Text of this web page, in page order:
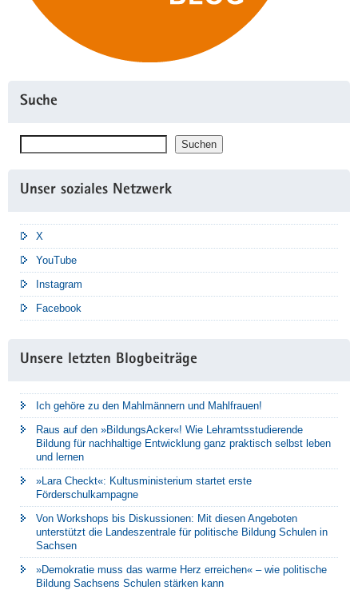
Suche
Suchen
Unser soziales Netzwerk
X
YouTube
Instagram
Facebook
Unsere letzten Blogbeiträge
Ich gehöre zu den Mahlmännern und Mahlfrauen!
Raus auf den »BildungsAcker«! Wie Lehramtsstudierende
Bildung für nachhaltige Entwicklung ganz praktisch selbst leben
und lernen
»Lara Checkt«: Kultusministerium startet erste
Förderschulkampagne
Von Workshops bis Diskussionen: Mit diesen Angeboten
unterstützt die Landeszentrale für politische Bildung Schulen in
Sachsen
»Demokratie muss das warme Herz erreichen« – wie politische
Bildung Sachsens Schulen stärken kann